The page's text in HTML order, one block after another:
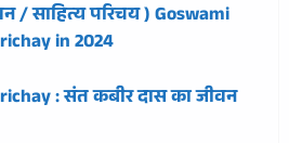
/ साहित्य परिचय ) Goswami
in 2024
: संत कबीर दास का जीवन